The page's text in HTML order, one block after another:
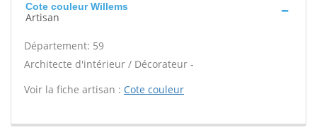
Cote couleur Willems
Artisan
Département: 59
Architecte d'intérieur / Décorateur -
Voir la fiche artisan : Cote couleur